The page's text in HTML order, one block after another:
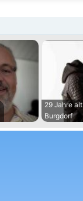
💕
29 Jahre alt
Burgdorf